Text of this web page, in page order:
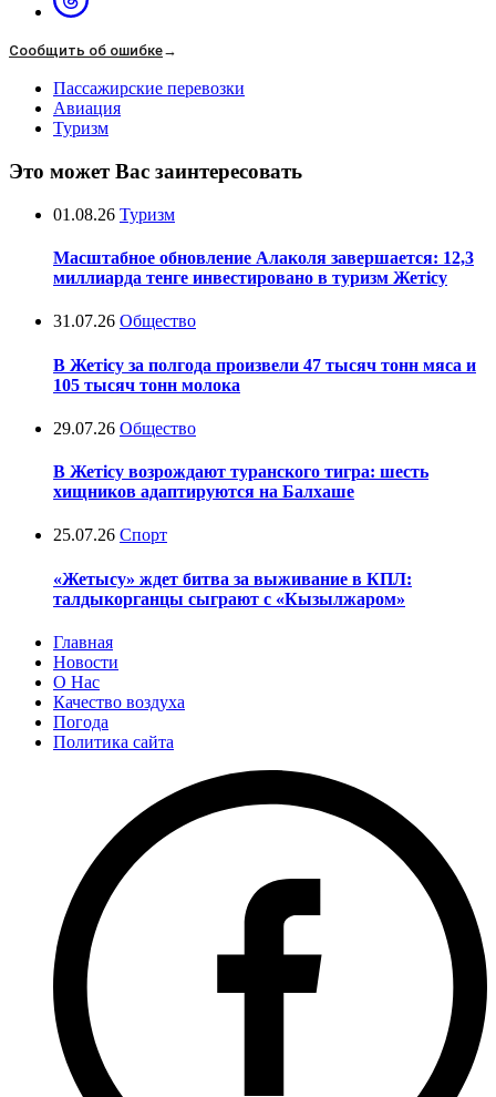
Сообщить об ошибке→
Пассажирские перевозки
Авиация
Туризм
Это может Вас заинтересовать
01.08.26 Туризм
Масштабное обновление Алаколя завершается: 12,3
миллиарда тенге инвестировано в туризм Жетісу
31.07.26 Общество
В Жетісу за полгода произвели 47 тысяч тонн мяса и
105 тысяч тонн молока
29.07.26 Общество
В Жетісу возрождают туранского тигра: шесть
хищников адаптируются на Балхаше
25.07.26 Спорт
«Жетысу» ждет битва за выживание в КПЛ:
талдыкорганцы сыграют с «Кызылжаром»
Главная
Новости
О Нас
Качество воздуха
Погода
Политика сайта